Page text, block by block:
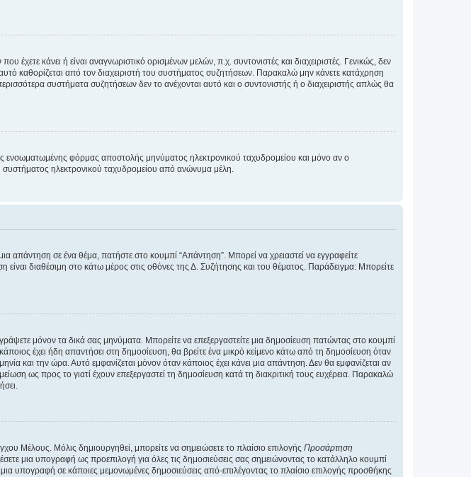
κάνει ή είναι αναγνωριστικό ορισμένων μελών, π.χ. συντονιστές και διαχειριστές. Γενικώς, δεν
καθορίζεται από τον διαχειριστή του συστήματος συζητήσεων. Παρακαλώ μην κάνετε κατάχρηση
συστήματα συζητήσεων δεν το ανέχονται αυτό και ο συντονιστής ή ο διαχειριστής απλώς θα
φόρμας αποστολής μηνύματος ηλεκτρονικού ταχυδρομείου και μόνο αν ο
συστήματος ηλεκτρονικού ταχυδρομείου από ανώνυμα μέλη.
απάντηση σε ένα θέμα, πατήστε στο κουμπί “Απάντηση”. Μπορεί να χρειαστεί να εγγραφείτε
διαθέσιμη στο κάτω μέρος στις οθόνες της Δ. Συζήτησης και του θέματος. Παράδειγμα: Μπορείτε
μόνον τα δικά σας μηνύματα. Μπορείτε να επεξεργαστείτε μια δημοσίευση πατώντας στο κουμπί
έχει ήδη απαντήσει στη δημοσίευση, θα βρείτε ένα μικρό κείμενο κάτω από τη δημοσίευση όταν
και την ώρα. Αυτό εμφανίζεται μόνον όταν κάποιος έχει κάνει μια απάντηση. Δεν θα εμφανίζεται αν
ως προς το γιατί έχουν επεξεργαστεί τη δημοσίευση κατά τη διακριτική τους ευχέρεια. Παρακαλώ
Μέλους. Μόλις δημιουργηθεί, μπορείτε να σημειώσετε το πλαίσιο επιλογής Προσάρτηση
μια υπογραφή ως προεπιλογή για όλες τις δημοσιεύσεις σας σημειώνοντας το κατάλληλο κουμπί
υπογραφή σε κάποιες μεμονωμένες δημοσιεύσεις από-επιλέγοντας το πλαίσιο επιλογής προσθήκης